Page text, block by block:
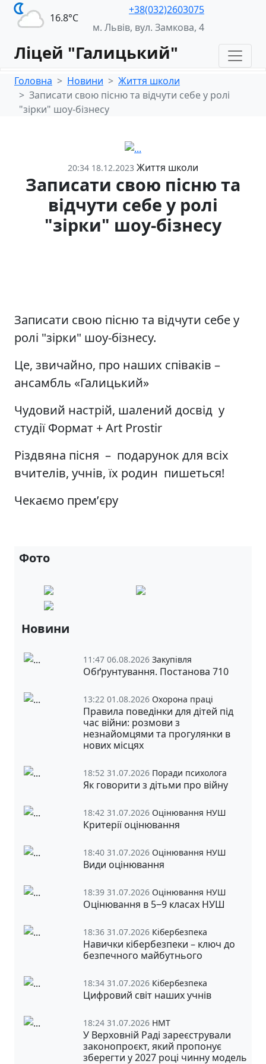
16.8°С
+38(032)2603075
м. Львів, вул. Замкова, 4
Ліцей "Галицький"
Головна Новини
Життя школи
Записати свою пісню та відчути себе у ролі
"зірки" шоу-бізнесу
20:34 18.12.2023 Життя школи
Записати свою пісню та
відчути себе у ролі
"зірки" шоу-бізнесу
Записати свою пісню та відчути себе у
ролі "зірки" шоу-бізнесу.
Це, звичайно, про наших співаків –
ансамбль «Галицький»
Чудовий настрій, шалений досвід у
студії Формат + Art Prostir
Різдвяна пісня – подарунок для всіх
вчителів, учнів, їх родин пишеться!
Чекаємо премʼєру
Фото
Новини
11:47 06.08.2026 Закупівля
Обґрунтування. Постанова 710
13:22 01.08.2026 Охорона праці
Правила поведінки для дітей під
час війни: розмови з
незнайомцями та прогулянки в
нових місцях
18:52 31.07.2026 Поради психолога
Як говорити з дітьми про війну
18:42 31.07.2026 Оцінювання НУШ
Критерії оцінювання
18:40 31.07.2026 Оцінювання НУШ
Види оцінювання
18:39 31.07.2026 Оцінювання НУШ
Оцінювання в 5‒9 класах НУШ
18:36 31.07.2026 Кібербезпека
Навички кібербезпеки – ключ до
безпечного майбутнього
18:34 31.07.2026 Кібербезпека
Цифровий світ наших учнів
18:24 31.07.2026 НМТ
У Верховній Раді зареєстрували
законопроєкт, який пропонує
зберегти у 2027 році чинну модель